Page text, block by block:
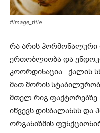
#image_title
რა არის ჰორმონალური
ერთობლიობა და
კოორდინაცია. ქალის
მათ შორის
მთელ რიგ ფაქტორებზე.
იწვევს დისბალანსს
ორგანიზმის